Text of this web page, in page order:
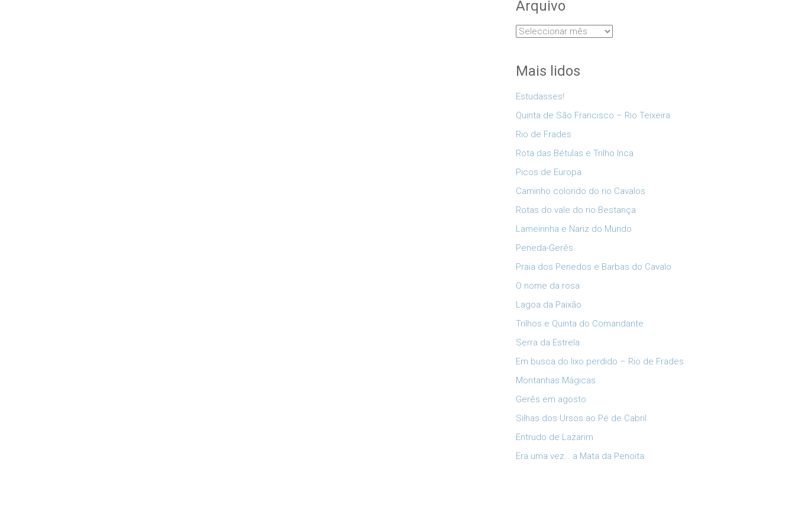
Arquivo
Arquivo
Mais lidos
Estudasses!
Quinta de São Francisco – Rio Teixeira
Rio de Frades
Rota das Bétulas e Trilho Inca
Picos de Europa
Caminho colorido do rio Cavalos
Rotas do vale do rio Bestança
Lameirinha e Nariz do Mundo
Peneda-Gerês
Praia dos Penedos e Barbas do Cavalo
O nome da rosa
Lagoa da Paixão
Trilhos e Quinta do Comandante
Serra da Estrela
Em busca do lixo perdido – Rio de Frades
Montanhas Mágicas
Gerês em agosto
Silhas dos Ursos ao Pé de Cabril
Entrudo de Lazarim
Era uma vez… a Mata da Penoita